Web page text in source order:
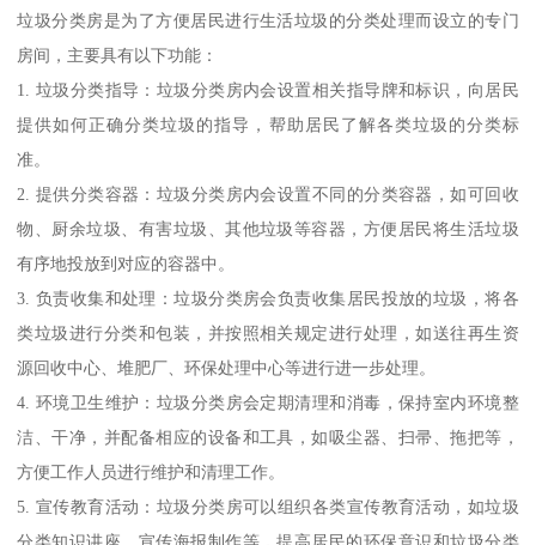
垃圾分类房是为了方便居民进行生活垃圾的分类处理而设立的专门
房间，主要具有以下功能：
1. 垃圾分类指导：垃圾分类房内会设置相关指导牌和标识，向居民
提供如何正确分类垃圾的指导，帮助居民了解各类垃圾的分类标
准。
2. 提供分类容器：垃圾分类房内会设置不同的分类容器，如可回收
物、厨余垃圾、有害垃圾、其他垃圾等容器，方便居民将生活垃圾
有序地投放到对应的容器中。
3. 负责收集和处理：垃圾分类房会负责收集居民投放的垃圾，将各
类垃圾进行分类和包装，并按照相关规定进行处理，如送往再生资
源回收中心、堆肥厂、环保处理中心等进行进一步处理。
4. 环境卫生维护：垃圾分类房会定期清理和消毒，保持室内环境整
洁、干净，并配备相应的设备和工具，如吸尘器、扫帚、拖把等，
方便工作人员进行维护和清理工作。
5. 宣传教育活动：垃圾分类房可以组织各类宣传教育活动，如垃圾